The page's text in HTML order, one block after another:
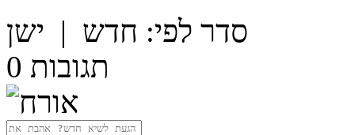
סדר לפי: חדש | ישן
0 תגובות